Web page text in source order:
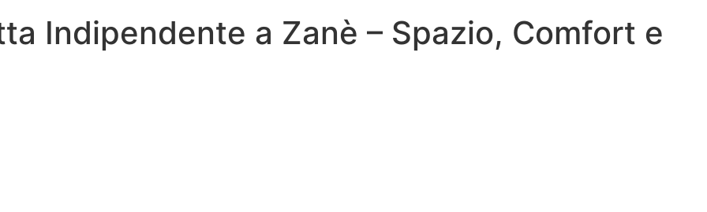
Indipendente a Zanè – Spazio, Comfort e